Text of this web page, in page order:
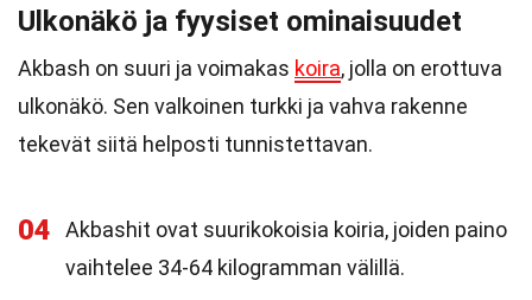
Ulkonäkö ja fyysiset ominaisuudet
Akbash on suuri ja voimakas koira, jolla on erottuva
ulkonäkö. Sen valkoinen turkki ja vahva rakenne
tekevät siitä helposti tunnistettavan.
04
Akbashit ovat suurikokoisia koiria, joiden paino
vaihtelee 34-64 kilogramman välillä.